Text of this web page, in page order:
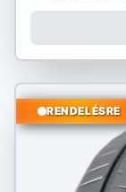
RENDELÉSRE